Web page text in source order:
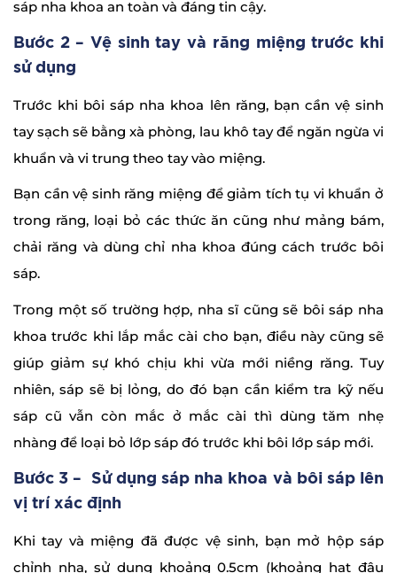
sáp nha khoa an toàn và đáng tin cậy.
Bước 2 – Vệ sinh tay và răng miệng trước khi
sử dụng
Trước khi bôi sáp nha khoa lên răng, bạn cần vệ sinh
tay sạch sẽ bằng xà phòng, lau khô tay để ngăn ngừa vi
khuẩn và vi trung theo tay vào miệng.
Bạn cần vệ sinh răng miệng để giảm tích tụ vi khuẩn ở
trong răng, loại bỏ các thức ăn cũng như mảng bám,
chải răng và dùng chỉ nha khoa đúng cách trước bôi
sáp.
Trong một số trường hợp, nha sĩ cũng sẽ bôi sáp nha
khoa trước khi lắp mắc cài cho bạn, điều này cũng sẽ
giúp giảm sự khó chịu khi vừa mới niềng răng. Tuy
nhiên, sáp sẽ bị lỏng, do đó bạn cần kiểm tra kỹ nếu
sáp cũ vẫn còn mắc ở mắc cài thì dùng tăm nhẹ
nhàng để loại bỏ lớp sáp đó trước khi bôi lớp sáp mới.
Bước 3 – Sử dụng sáp nha khoa và bôi sáp lên
vị trí xác định
Khi tay và miệng đã được vệ sinh, bạn mở hộp sáp
chỉnh nha, sử dụng khoảng 0.5cm (khoảng hạt đậu